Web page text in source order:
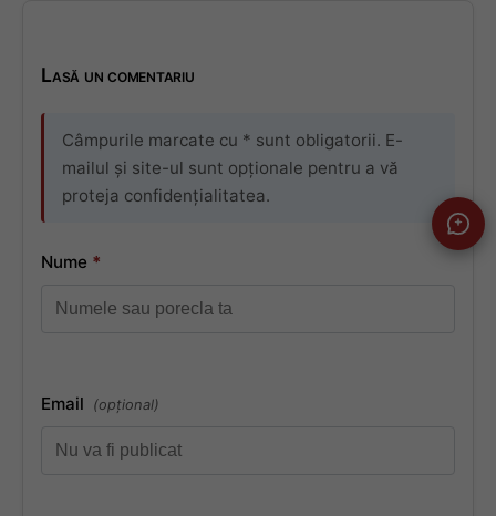
Lasă un comentariu
Câmpurile marcate cu * sunt obligatorii. E-
mailul și site-ul sunt opționale pentru a vă
proteja confidențialitatea.
Nume *
Email (opțional)